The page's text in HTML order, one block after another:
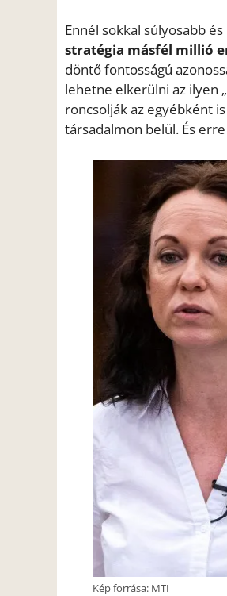
Ennél sokkal súlyosabb
stratégia másfél millió
döntő fontosságú
lehetne elkerülni az ilyen
roncsolják az egyébként
társadalmon belül. És
Kép forrása: MTI